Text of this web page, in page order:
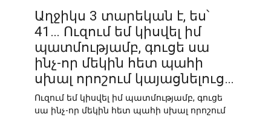
Աղջիկս 3 տարեկան է, ես՝
41… Ուզում եմ կիսվել իմ
պատմությամբ, գուցե սա
ինչ-որ մեկին հետ պահի
սխալ որոշում կայացնելուց…
Ուզում եմ կիսվել իմ պատմությամբ, գուցե
սա ինչ-որ մեկին հետ պահի սխալ որոշում